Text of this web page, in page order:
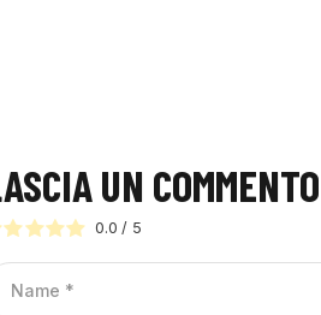
UN COMMENTO
0.0 / 5